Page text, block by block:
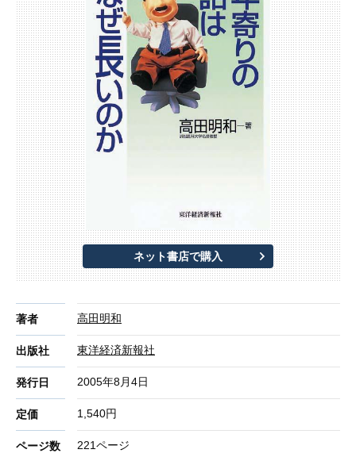
ネット書店で購入
著者 高田明和
出版社 東洋経済新報社
発行日 2005年8月4日
定価 1,540円
ページ数 221ページ